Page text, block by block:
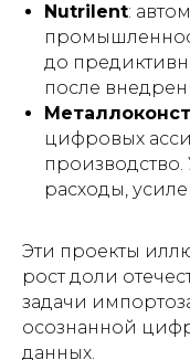
Nutrilent:
до
после
цифровых
расходы,
Эти проекты
рост доли
задачи
осознанной
данных.